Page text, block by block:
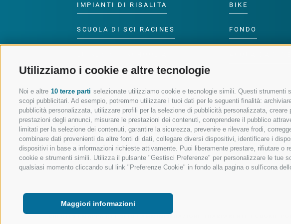
Utilizziamo i cookie e altre tecnologie
Noi e altre 10 terze parti selezionate utilizziamo cookie e tecnologie simili. Questi strumenti
scopi pubblicitari. Ad esempio, potremmo utilizzare i tuoi dati per le seguenti finalità:
pubblicità personalizzata, utilizzare profili per la selezione di pubblicità personalizzata,
prestazioni degli annunci, misurare le prestazioni dei contenuti, comprendere il pubblico
limitati per la selezione dei contenuti, garantire la sicurezza, prevenire e rilevare frodi,
combinare dati provenienti da altre fonti di dati, collegare diversi dispositivi, identificare i
dispositivi in base a informazioni richieste attivamente. Puoi liberamente prestare, rifiutare
cookie e strumenti simili. Utilizza il pulsante "Gestisci Preferenze" per personalizzare le tue
qualsiasi momento cliccando sul link "Preferenze Cookie" in fondo alla pagina o sull'icona
Maggiori informazioni
IMPIANTI DI RISALITA
SCUOLA DI SCI RACINES
RACINES
BIKE
FONDO
SEGUICI SUI SOCIAL